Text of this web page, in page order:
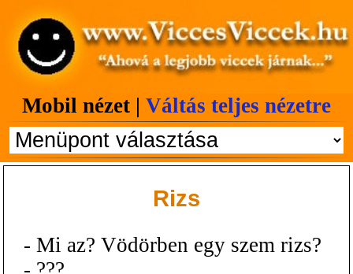
Mobil nézet | Váltás teljes nézetre
Rizs
- Mi az? Vödörben egy szem rizs?
- ???